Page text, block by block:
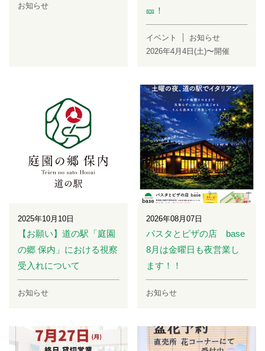
お知らせ
🎫！
イベント
お知らせ
2026年4月4日(土)〜開催
2025年10月10日
【お願い】道の駅「庭園
の郷 保内」における視察
受入れについて
お知らせ
2026年08月07日
パスタとピザの店 base
8月は金曜日も夜営業し
ます！！
お知らせ